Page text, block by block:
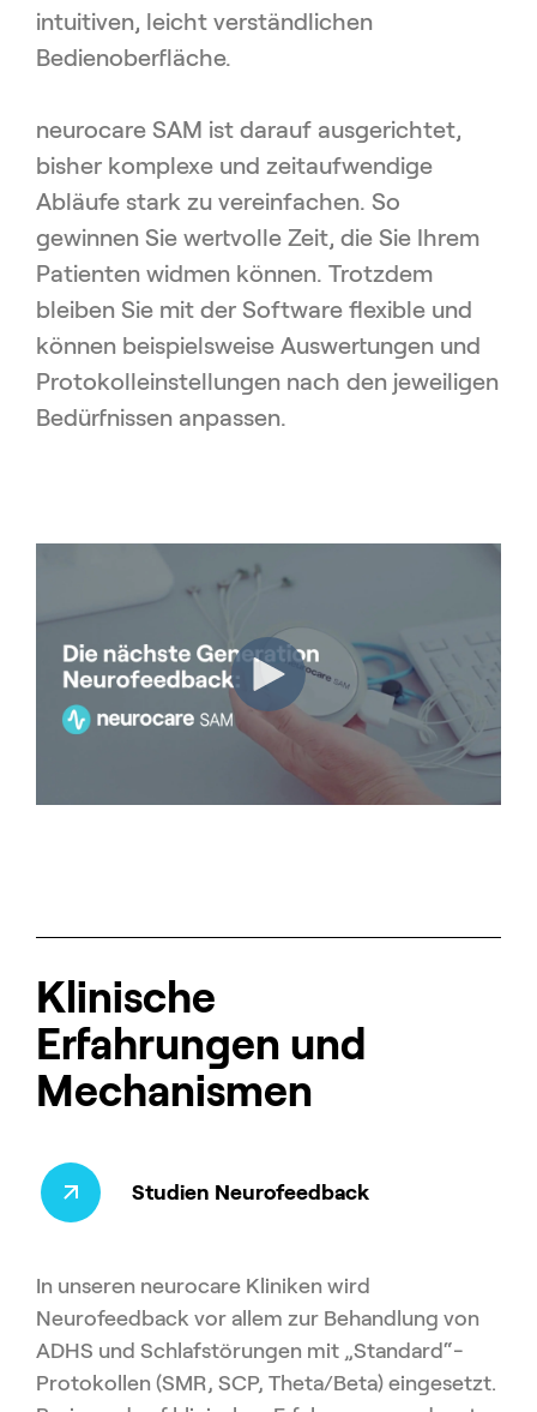
intuitiven, leicht verständlichen
Bedienoberfläche.
neurocare SAM ist darauf ausgerichtet,
bisher komplexe und zeitaufwendige
Abläufe stark zu vereinfachen. So
gewinnen Sie wertvolle Zeit, die Sie Ihrem
Patienten widmen können. Trotzdem
bleiben Sie mit der Software flexible und
können beispielsweise Auswertungen und
Protokolleinstellungen nach den jeweiligen
Bedürfnissen anpassen.
Klinische
Erfahrungen und
Mechanismen
Studien Neurofeedback
In unseren neurocare Kliniken wird
Neurofeedback vor allem zur Behandlung von
ADHS und Schlafstörungen mit „Standard“-
Protokollen (SMR, SCP, Theta/Beta) eingesetzt.